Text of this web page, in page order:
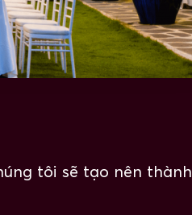
tôi sẽ tạo nên thành